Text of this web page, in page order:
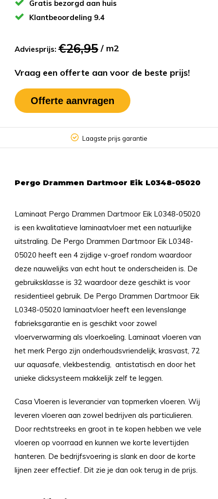
Gratis bezorgd aan huis
Klantbeoordeling 9.4
Adviesprijs: €26,95 / m2
Vraag een offerte aan voor de beste prijs!
Offerte aanvragen
Laagste prijs garantie
Pergo Drammen Dartmoor Eik L0348-05020
Laminaat Pergo Drammen Dartmoor Eik L0348-05020
is een kwalitatieve laminaatvloer met een natuurlijke
uitstraling. De Pergo Drammen Dartmoor Eik L0348-
05020 heeft een 4 zijdige v-groef rondom waardoor
deze nauwelijks van echt hout te onderscheiden is. De
gebruiksklasse is 32 waardoor deze geschikt is voor
residentieel gebruik. De Pergo Drammen Dartmoor Eik
L0348-05020 laminaatvloer heeft een levenslange
fabrieksgarantie en is geschikt voor zowel
vloerverwarming als vloerkoeling. Laminaat vloeren van
het merk Pergo zijn onderhoudsvriendelijk, krasvast, 72
uur aquasafe, vlekbestendig, antistatisch en door het
unieke clicksysteem makkelijk zelf te leggen.
Casa Vloeren is leverancier van topmerken vloeren. Wij
leveren vloeren aan zowel bedrijven als particulieren.
Door rechtstreeks en groot in te kopen hebben we vele
vloeren op voorraad en kunnen we korte levertijden
hanteren. De bedrijfsvoering is slank en door de korte
lijnen zeer effectief. Dit zie je dan ook terug in de prijs.